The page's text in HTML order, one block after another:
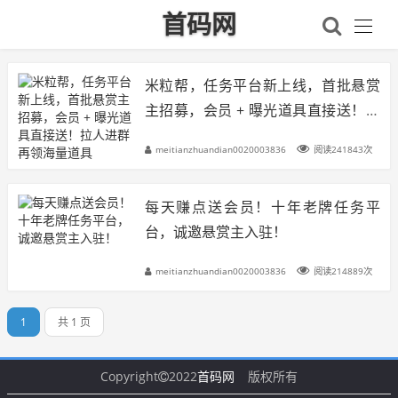
首码网
米粒帮，任务平台新上线，首批悬赏
主招募，会员 + 曝光道具直接送！拉
meitianzhuandian0020003836 阅读241843次
每天赚点送会员！十年老牌任务平
台，诚邀悬赏主入驻！
meitianzhuandian0020003836 阅读214889次
1 共 1 页
Copyright 2022首码网 版权所有